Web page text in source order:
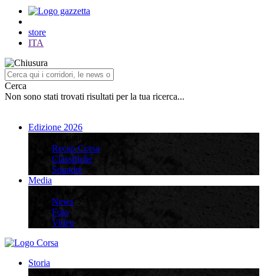
store
ITA
Cerca
Non sono stati trovati risultati per la tua ricerca...
Edizione 2026
Recap Corsa
Classifiche
Squadre
Media
News
Foto
Video
Storia